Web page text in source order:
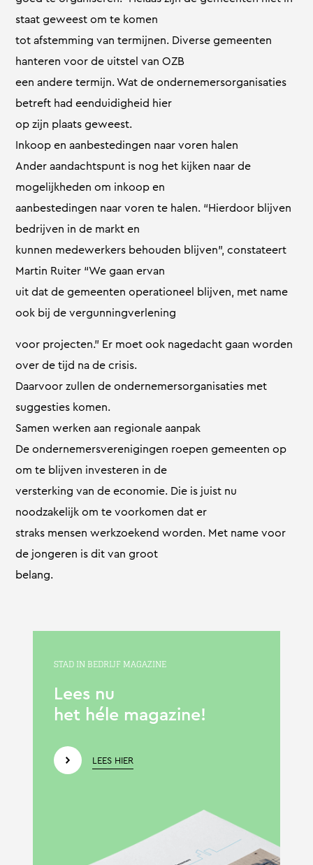
staat geweest om te komen
tot afstemming van termijnen. Diverse gemeenten
hanteren voor de uitstel van OZB
een andere termijn. Wat de ondernemersorganisaties
betreft had eenduidigheid hier
op zijn plaats geweest.
Inkoop en aanbestedingen naar voren halen
Ander aandachtspunt is nog het kijken naar de
mogelijkheden om inkoop en
aanbestedingen naar voren te halen. “Hierdoor blijven
bedrijven in de markt en
kunnen medewerkers behouden blijven”, constateert
Martin Ruiter “We gaan ervan
uit dat de gemeenten operationeel blijven, met name
ook bij de vergunningverlening
voor projecten.” Er moet ook nagedacht gaan worden
over de tijd na de crisis.
Daarvoor zullen de ondernemersorganisaties met
suggesties komen.
Samen werken aan regionale aanpak
De ondernemersverenigingen roepen gemeenten op
om te blijven investeren in de
versterking van de economie. Die is juist nu
noodzakelijk om te voorkomen dat er
straks mensen werkzoekend worden. Met name voor
de jongeren is dit van groot
belang.
STAD IN BEDRIJF MAGAZINE
Lees nu
het héle magazine!
LEES HIER